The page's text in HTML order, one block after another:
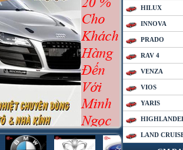
HILUX
INNOVA
PRADO
RAV 4
VENZA
VIOS
YARIS
LAND